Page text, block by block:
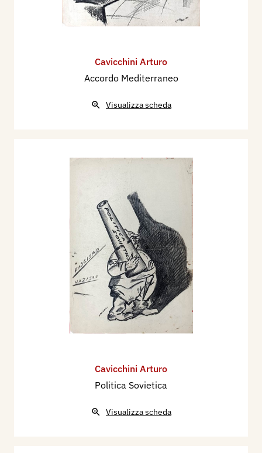
Cavicchini Arturo
Accordo Mediterraneo
Visualizza scheda
Cavicchini Arturo
Politica Sovietica
Visualizza scheda